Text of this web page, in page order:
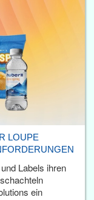
LOUPE
Labels ihren
ein